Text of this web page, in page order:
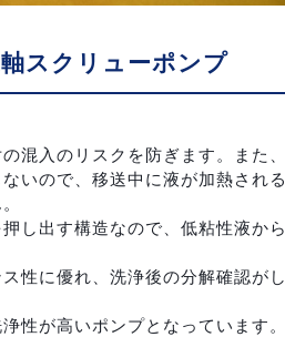
スクリューポンプ
混入のリスクを防ぎます。また、
いので、移送中に液が加熱される
し出す構造なので、低粘性液から
性に優れ、洗浄後の分解確認がし
性が高いポンプとなっています。